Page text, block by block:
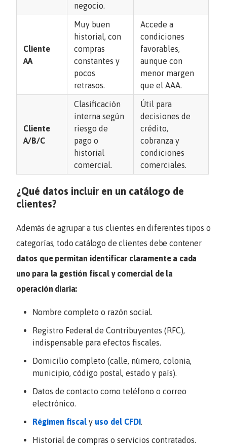
negocio.
Cliente
AA
Muy buen
historial, con
compras
constantes y
pocos
retrasos.
Accede a
condiciones
favorables,
aunque con
menor margen
que el AAA.
Cliente
A/B/C
Clasificación
interna según
riesgo de
pago o
historial
comercial.
Útil para
decisiones de
crédito,
cobranza y
condiciones
comerciales.
¿Qué datos incluir en un catálogo de
clientes?
Además de agrupar a tus clientes en diferentes tipos o
categorías, todo catálogo de clientes debe contener
datos que permitan identificar claramente a cada
uno para la gestión fiscal y comercial de la
operación diaria:
Nombre completo o razón social.
Registro Federal de Contribuyentes (RFC),
indispensable para efectos fiscales.
Domicilio completo (calle, número, colonia,
municipio, código postal, estado y país).
Datos de contacto como teléfono o correo
electrónico.
Régimen fiscal y uso del CFDI.
Historial de compras o servicios contratados.